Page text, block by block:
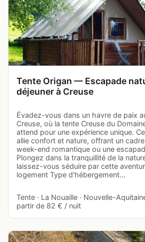
Tente Origan — Escapade
déjeuner à Creuse
Évadez-vous dans un havre de paix
Creuse, où la tente Creuse du
attend pour une expérience unique.
allie confort et nature, offrant un
week-end romantique ou une
Plongez dans la tranquillité de la
laissez-vous séduire par cette
logement Type d'hébergement…
Tente · La Nouaille · Nouvelle-
partir de 82 € / nuit